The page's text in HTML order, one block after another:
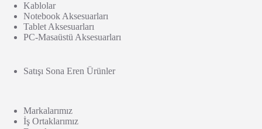
Kablolar
Notebook Aksesuarları
Tablet Aksesuarları
PC-Masaüstü Aksesuarları
Satışı Sona Eren Ürünler
Markalarımız
İş Ortaklarımız